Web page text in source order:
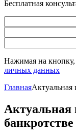
Бесплатная
Нажимая на кнопку,
личных данных
ГлавнаяАктуальная